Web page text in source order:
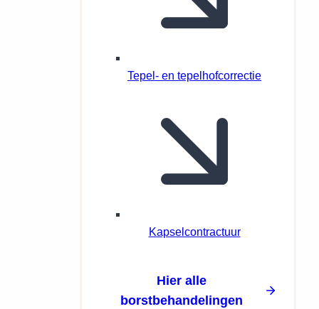
Tepel- en tepelhofcorrectie
Kapselcontractuur
Hier alle
borstbehandelingen